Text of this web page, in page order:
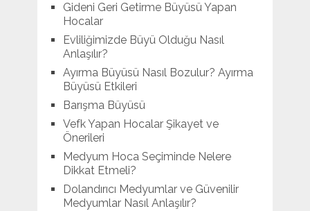
Gideni Geri Getirme Büyüsü Yapan
Hocalar
Evliliğimizde Büyü Olduğu Nasıl
Anlaşılır?
Ayırma Büyüsü Nasıl Bozulur? Ayırma
Büyüsü Etkileri
Barışma Büyüsü
Vefk Yapan Hocalar Şikayet ve
Önerileri
Medyum Hoca Seçiminde Nelere
Dikkat Etmeli?
Dolandırıcı Medyumlar ve Güvenilir
Medyumlar Nasıl Anlaşılır?